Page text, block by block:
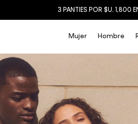
3 PANTIES POR $U. 1,800
Mujer Hombre